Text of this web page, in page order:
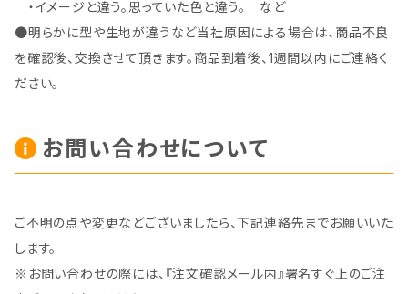
・イメージと違う。思っていた色と違う。 など
●明らかに型や生地が違うなど当社原因による場合は、商品不良
を確認後、交換させて頂きます。商品到着後、1週間以内にご連絡く
ださい。
お問い合わせについて
ご不明の点や変更などございましたら、下記連絡先までお願いいた
します。
※お問い合わせの際には、『注文確認メール内』署名すぐ上のご注